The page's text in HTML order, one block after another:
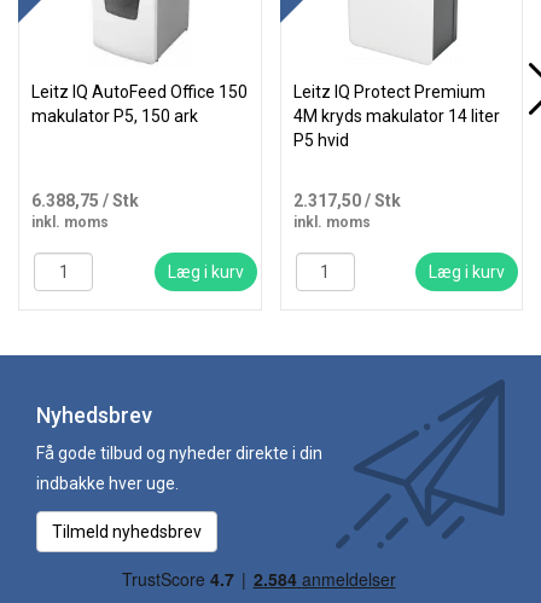
Leitz IQ AutoFeed Office 150
makulator P5, 150 ark
6.388,75 / Stk
inkl. moms
Læg i kurv
Leitz IQ Protect Premium
4M kryds makulator 14 liter
P5 hvid
2.317,50/ Stk
inkl. moms
Læg i kurv
Nyhedsbrev
Få gode tilbud og nyheder direkte i din
indbakke hver uge.
Tilmeld nyhedsbrev